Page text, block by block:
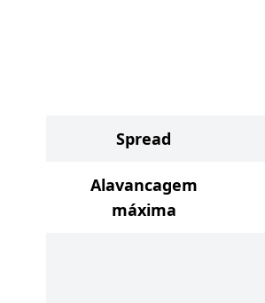
Spread
Alavancagem
máxima